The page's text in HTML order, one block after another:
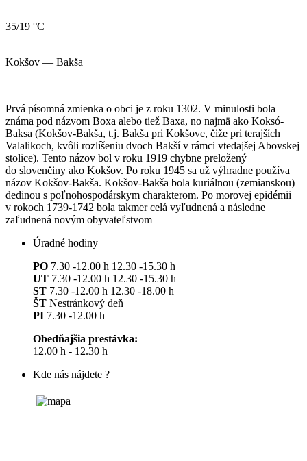
35/19 °C
Kokšov — Bakša
Prvá písomná zmienka o obci je z roku 1302. V minulosti bola
známa pod názvom Boxa alebo tiež Baxa, no najmä ako Koksó-
Baksa (Kokšov-Bakša, t.j. Bakša pri Kokšove, čiže pri terajších
Valalikoch, kvôli rozlíšeniu dvoch Bakší v rámci vtedajšej Abovskej
stolice). Tento názov bol v roku 1919 chybne preložený
do slovenčiny ako Kokšov. Po roku 1945 sa už výhradne používa
názov Kokšov-Bakša. Kokšov-Bakša bola kuriálnou (zemianskou)
dedinou s poľnohospodárskym charakterom. Po morovej epidémii
v rokoch 1739-1742 bola takmer celá vyľudnená a následne
zaľudnená novým obyvateľstvom
Úradné hodiny
PO 7.30 -12.00 h 12.30 -15.30 h
UT 7.30 -12.00 h 12.30 -15.30 h
ST 7.30 -12.00 h 12.30 -18.00 h
ŠT Nestránkový deň
PI 7.30 -12.00 h
Obedňajšia prestávka:
12.00 h - 12.30 h
Kde nás nájdete ?